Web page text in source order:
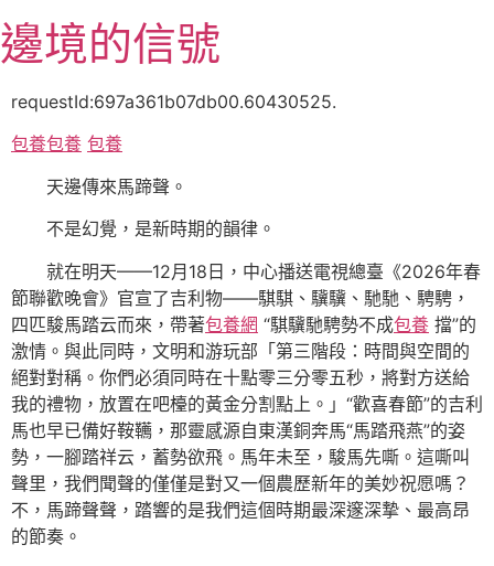
至
主
容
邊境的信號
requestId:697a361b07db00.60430525.
包養包養 包養
天邊傳來馬蹄聲。
不是幻覺，是新時期的韻律。
就在明天——12月18日，中心播送電視總臺《2026年春
節聯歡晚會》官宣了吉利物——騏騏、驥驥、馳馳、騁騁，
四匹駿馬踏云而來，帶著包養網 “騏驥馳騁勢不成包養 擋”的
激情。與此同時，文明和游玩部「第三階段：時間與空間的
絕對對稱。你們必須同時在十點零三分零五秒，將對方送給
我的禮物，放置在吧檯的黃金分割點上。」“歡喜春節”的吉利
馬也早已備好鞍韉，那靈感源自東漢銅奔馬“馬踏飛燕”的姿
勢，一腳踏祥云，蓄勢欲飛。馬年未至，駿馬先嘶。這嘶叫
聲里，我們聞聲的僅僅是對又一個農歷新年的美妙祝愿嗎？
不，馬蹄聲聲，踏響的是我們這個時期最深邃深摯、最高昂
的節奏。